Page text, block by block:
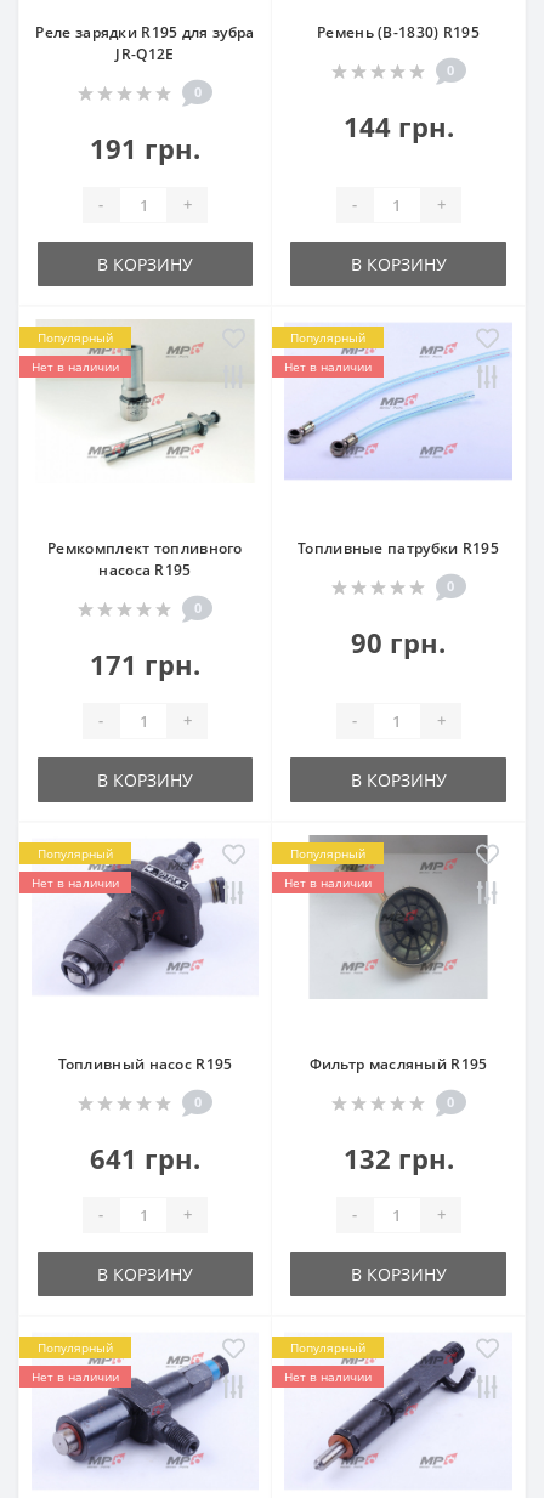
Реле зарядки R195 для зубра
JR-Q12E
0
191 грн.
- +
В КОРЗИНУ
Ремень (B-1830) R195
0
144 грн.
- +
В КОРЗИНУ
Популярный
Нет в наличии
Ремкомплект топливного
насоса R195
0
171 грн.
- +
В КОРЗИНУ
Популярный
Нет в наличии
Топливные патрубки R195
0
90 грн.
- +
В КОРЗИНУ
Популярный
Нет в наличии
Топливный насос R195
0
641 грн.
- +
В КОРЗИНУ
Популярный
Нет в наличии
Фильтр масляный R195
0
132 грн.
- +
В КОРЗИНУ
Популярный
Нет в наличии
Популярный
Нет в наличии